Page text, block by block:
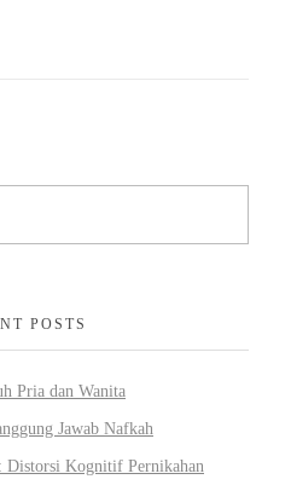
POSTS
Pria dan Wanita
Jawab Nafkah
Distorsi Kognitif Pernikahan